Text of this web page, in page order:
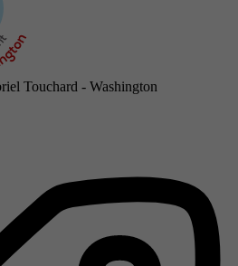
Touchard - Washington